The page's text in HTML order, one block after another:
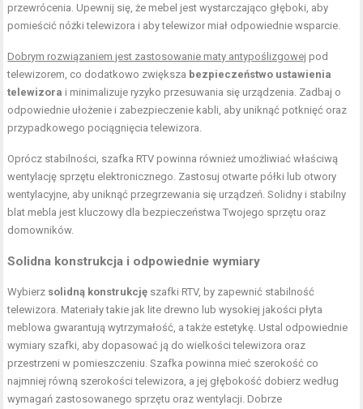
przewrócenia. Upewnij się, że mebel jest wystarczająco głęboki, aby
pomieścić nóżki telewizora i aby telewizor miał odpowiednie wsparcie.
Dobrym rozwiązaniem jest zastosowanie maty antypoślizgowej pod
telewizorem, co dodatkowo zwiększa bezpieczeństwo ustawienia
telewizora i minimalizuje ryzyko przesuwania się urządzenia. Zadbaj o
odpowiednie ułożenie i zabezpieczenie kabli, aby uniknąć potknięć oraz
przypadkowego pociągnięcia telewizora.
Oprócz stabilności, szafka RTV powinna również umożliwiać właściwą
wentylację sprzętu elektronicznego. Zastosuj otwarte półki lub otwory
wentylacyjne, aby uniknąć przegrzewania się urządzeń. Solidny i stabilny
blat mebla jest kluczowy dla bezpieczeństwa Twojego sprzętu oraz
domowników.
Solidna konstrukcja i odpowiednie wymiary
Wybierz solidną konstrukcję szafki RTV, by zapewnić stabilność
telewizora. Materiały takie jak lite drewno lub wysokiej jakości płyta
meblowa gwarantują wytrzymałość, a także estetykę. Ustal odpowiednie
wymiary szafki, aby dopasować ją do wielkości telewizora oraz
przestrzeni w pomieszczeniu. Szafka powinna mieć szerokość co
najmniej równą szerokości telewizora, a jej głębokość dobierz według
wymagań zastosowanego sprzętu oraz wentylacji. Dobrze